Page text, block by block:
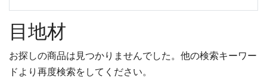
目地材
お探しの商品は見つかりませんでした。他の検索キーワー
ドより再度検索をしてください。